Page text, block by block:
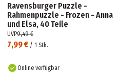
Ravensburger Puzzle -
Rahmenpuzzle - Frozen - Anna
und Elsa, 40 Teile
7,99 € / 1 Stk.
UVP9,49 €
Online verfügbar